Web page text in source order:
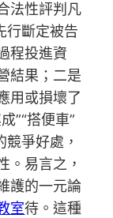
法性評判凡
行斷定被告
程投進資
結果；二是
用或損壞了
”“搭便車”
爭好處，
。易言之，
護的一元論
室待。這種